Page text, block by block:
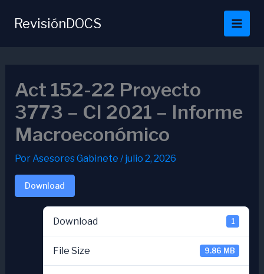
RevisiónDOCS
Act 152-22 Proyecto
3773 – CI 2021 – Informe
Macroeconómico
PorAsesores Gabinete /julio 2, 2026
Download
Download 1
File Size 9.86 MB